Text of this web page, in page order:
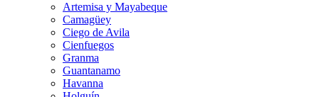
Artemisa y Mayabeque
Camagüey
Ciego de Avila
Cienfuegos
Granma
Guantanamo
Havanna